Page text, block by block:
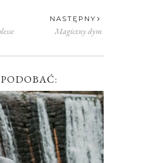
NASTĘPNY
Magiczny dym